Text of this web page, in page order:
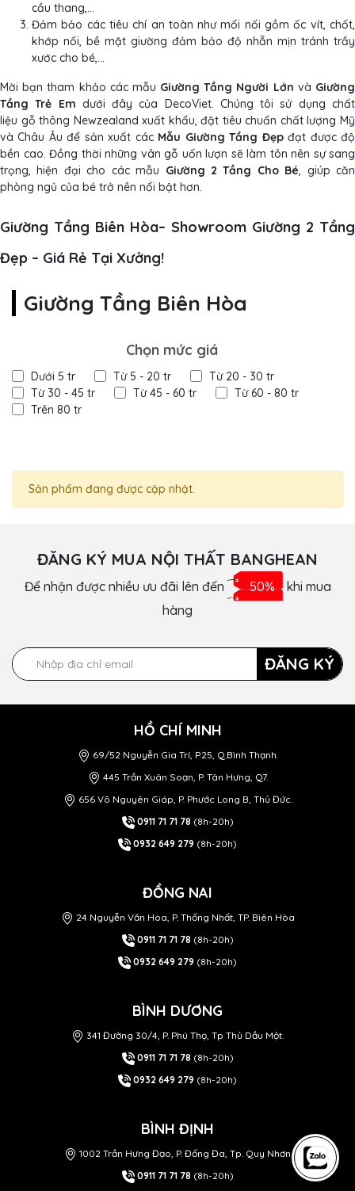
cầu thang,...
Đảm bảo các tiêu chí an toàn nhưmối nối gồm ốc vít, chốt,
khớp nối, bề mặt giường đảm bảo độ nhẵn mịn tránh trầy
xước cho bé,...
Mời bạn tham khảo các mẫu Giường Tầng Người Lớn và Giường
Tầng Trẻ Em dưới đây của DecoViet. Chúng tôi sử dụng chất
liệu gỗ thông Newzealand xuất khẩu, đặt tiêu chuẩn chất lượng Mỹ
và Châu Âu để sản xuất các Mẫu Giường Tầng Đẹpđạt được độ
bền cao. Đồng thời những vân gỗ uốn lượn sẽ làm tôn nên sự sang
trọng, hiện đại cho các mẫu Giường 2 Tầng Cho Bé, giúp căn
phòng ngủ của bé trở nên nổi bật hơn.
Giường Tầng Biên Hòa– Showroom Giường 2 Tầng
Đẹp – Giá Rẻ Tại Xưởng!
Giường Tầng Biên Hòa
Chọn mức giá
Dưới 5 tr Từ 5 - 20 tr
Từ 20 - 30 tr
Từ 30 - 45 tr
Từ 45 - 60 tr
Từ 60 - 80 tr
Trên 80 tr
Sản phẩm đang được cập nhật.
ĐĂNG KÝ MUA NỘI THẤT BANGHEAN
Để nhận được nhiều ưu đãi lên đến 50% khi mua
hàng
ĐĂNG KÝ
HỒ CHÍ MINH
69/52 Nguyễn Gia Trí, P.25, Q.Bình Thạnh.
445 Trần Xuân Soạn, P. Tân Hưng, Q7.
656 Võ Nguyên Giáp, P. Phước Long B, Thủ Đức.
0911 71 71 78 (8h-20h)
0932 649 279 (8h-20h)
ĐỒNG NAI
24 Nguyễn Văn Hoa, P. Thống Nhất, TP. Biên Hòa
0911 71 71 78 (8h-20h)
0932 649 279 (8h-20h)
BÌNH DƯƠNG
341 Đường 30/4, P. Phú Thọ, Tp Thủ Dầu Một.
0911 71 71 78 (8h-20h)
0932 649 279 (8h-20h)
BÌNH ĐỊNH
1002 Trần Hưng Đạo, P. Đống Đa, Tp. Quy Nhơn
0911 71 71 78 (8h-20h)